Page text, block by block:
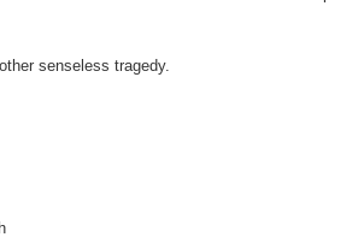
senseless tragedy.